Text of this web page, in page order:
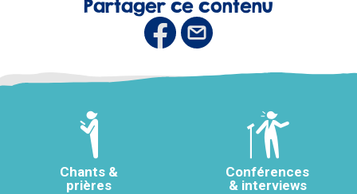
Partager ce contenu
Chants &
prières
Conférences
& interviews